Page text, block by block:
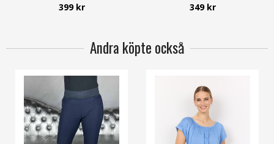
Smilebutiken
399 kr 349 kr
Andra köpte också